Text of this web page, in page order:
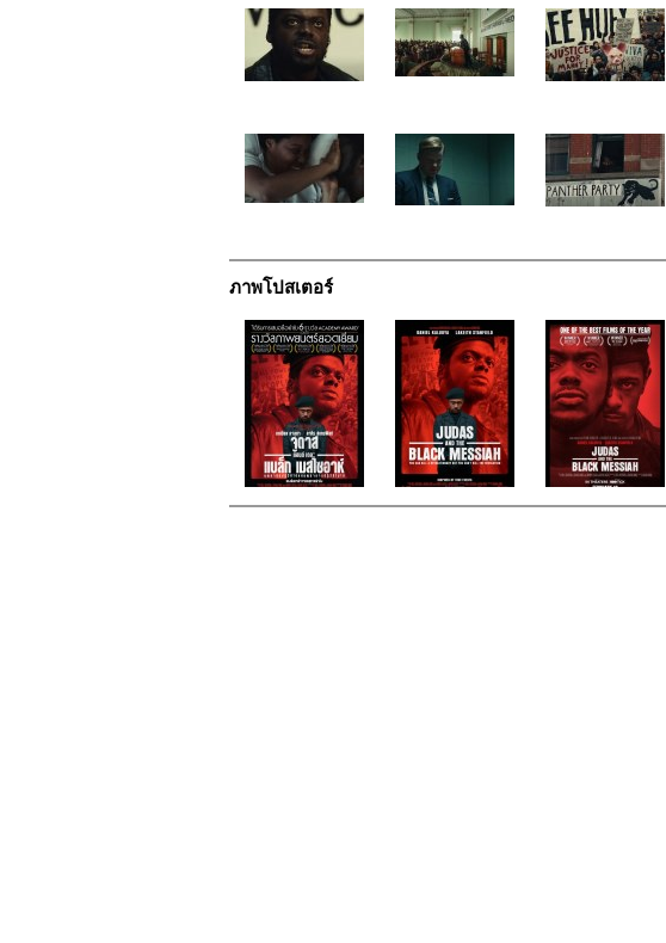
ภาพโปสเตอร์